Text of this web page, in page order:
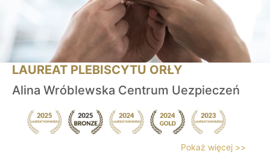
LAUREAT PLEBISCYTU ORŁY
Alina Wróblewska Centrum Uezpieczeń
Pokaż więcej >>